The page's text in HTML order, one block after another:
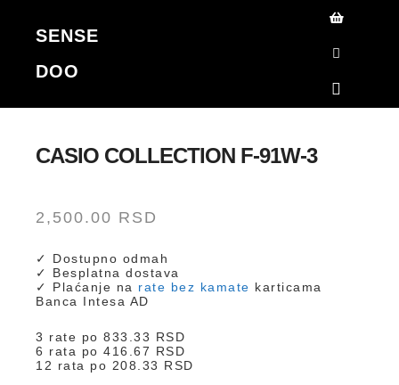
SENSE
DOO
Main
CASIO COLLECTION F-91W-3
2,500.00 RSD
✓ Dostupno odmah
✓ Besplatna dostava
✓ Plaćanje na rate bez kamate karticama
Banca Intesa AD
3 rate po 833.33 RSD
6 rata po 416.67 RSD
12 rata po 208.33 RSD